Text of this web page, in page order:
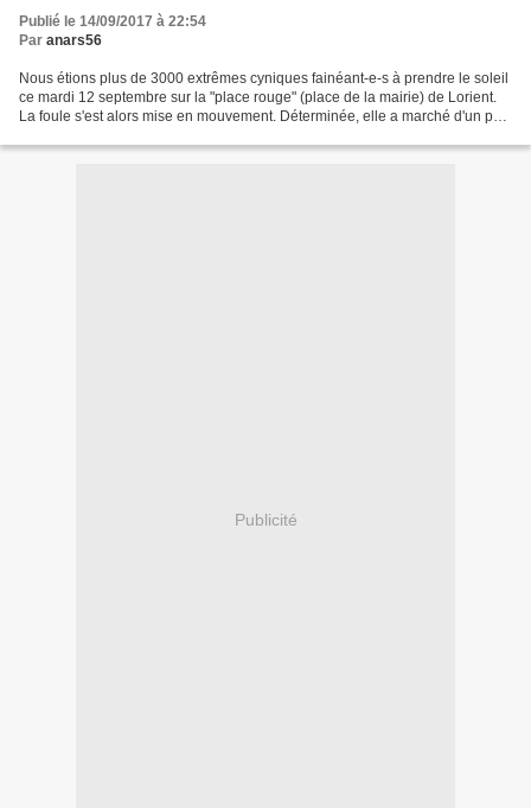
Publié le 14/09/2017 à 22:54
Par anars56
Nous étions plus de 3000 extrêmes cyniques fainéant-e-s à prendre le soleil
ce mardi 12 septembre sur la "place rouge" (place de la mairie) de Lorient.
La foule s'est alors mise en mouvement. Déterminée, elle a marché d'un pas
Publicité